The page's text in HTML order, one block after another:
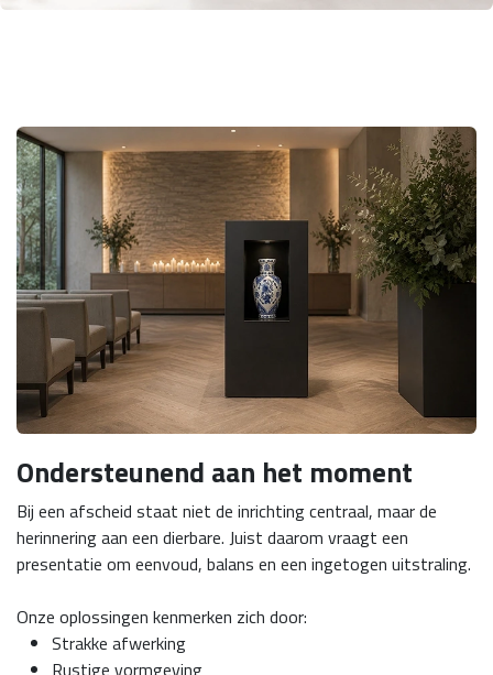
Ondersteunend aan het moment
Bij een afscheid staat niet de inrichting centraal, maar de
herinnering aan een dierbare. Juist daarom vraagt een
presentatie om eenvoud, balans en een ingetogen uitstraling.
Onze oplossingen kenmerken zich door:
Strakke afwerking
Rustige vormgeving